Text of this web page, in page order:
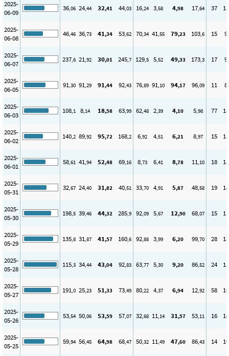
2025-
06-09
36,06 24,44 32,41 44,03 16,24 3,58 4,98 17,64 37 15
2025-
06-08
46,46 36,73 41,34 53,62 70,34 41,55 79,23 103,6 15 9
2025-
06-07
237,6 21,92 30,01 245,7 129,5 5,52 49,33 173,3 17 9
2025-
06-05
91,30 91,29 91,44 92,43 76,89 91,10 94,17 96,09 11 8
2025-
06-03
108,1 8,14 18,58 63,99 62,48 2,39 4,10 5,98 77 15
2025-
06-02
140,2 89,92 95,72 168,2 6,92 4,51 6,21 8,97 15 13
2025-
06-01
58,61 41,94 52,48 69,16 8,73 6,41 8,78 11,10 18 18
2025-
05-31
32,67 24,40 31,82 40,51 33,70 4,91 5,87 48,58 19 14
2025-
05-30
198,5 39,46 44,32 285,9 92,09 5,67 12,90 68,07 15 11
2025-
05-29
135,8 31,87 41,57 160,6 92,88 3,99 6,20 99,70 28 13
2025-
05-28
115,3 34,44 43,04 92,83 63,77 5,30 9,20 86,52 24 13
2025-
05-27
191,0 25,23 51,33 73,49 80,22 4,37 6,94 12,92 58 16
2025-
05-26
53,54 50,06 53,59 57,07 32,68 11,14 31,57 53,11 16 14
2025-
05-25
59,94 56,45 64,98 68,47 50,32 11,49 47,60 86,43 14 10